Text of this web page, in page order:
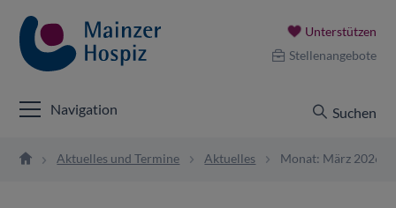
Unterstützen
Stellenangebote
Navigation Suchen
Aktuelles und Termine Aktuelles Monat: März 2026